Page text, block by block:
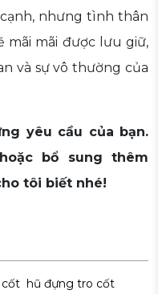
nhưng tình thân
mãi mãi được lưu giữ,
và sự vô thường của
yêu cầu của bạn.
bổ sung thêm
tôi biết nhé!
cốt hũ đựng tro cốt